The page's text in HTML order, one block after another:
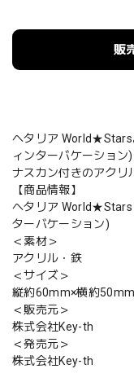
販
ヘタリア World★Stars
ィンターバケーション)
ナスカン付きのアクリ
【商品情報】
ヘタリア World★Stars
ターバケーション)
＜素材＞
アクリル・鉄
＜サイズ＞
縦約60mm×横約
＜販売元＞
株式会社Key-th
＜発売元＞
株式会社Key-th